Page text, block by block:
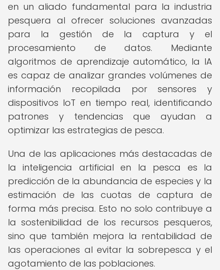
en un aliado fundamental para la industria
pesquera al ofrecer soluciones avanzadas
para la gestión de la captura y el
procesamiento de datos. Mediante
algoritmos de aprendizaje automático, la IA
es capaz de analizar grandes volúmenes de
información recopilada por sensores y
dispositivos IoT en tiempo real, identificando
patrones y tendencias que ayudan a
optimizar las estrategias de pesca.
Una de las aplicaciones más destacadas de
la inteligencia artificial en la pesca es la
predicción de la abundancia de especies y la
estimación de las cuotas de captura de
forma más precisa. Esto no solo contribuye a
la sostenibilidad de los recursos pesqueros,
sino que también mejora la rentabilidad de
las operaciones al evitar la sobrepesca y el
agotamiento de las poblaciones.